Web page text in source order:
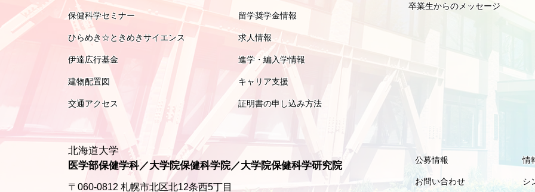
保健科学セミナー
ひらめき☆ときめきサイエンス
伊達広行基金
建物配置図
交通アクセス
留学奨学金情報
求人情報
進学・編入学情報
キャリア支援
証明書の申し込み方法
卒業生からのメッセージ
北海道大学
医学部保健学科／大学院保健科学院／大学院保健科学研究院
〒060-0812 札幌市北区北12条西5丁目
公募情報 情
お問い合わせ シ